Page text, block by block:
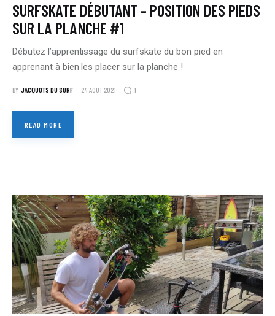
SURFSKATE DÉBUTANT – POSITION DES PIEDS
SUR LA PLANCHE #1
Débutez l’apprentissage du surfskate du bon pied en
apprenant à bien les placer sur la planche !
BY JACQUOTS DU SURF 24 AOÛT 2021 1
READ MORE